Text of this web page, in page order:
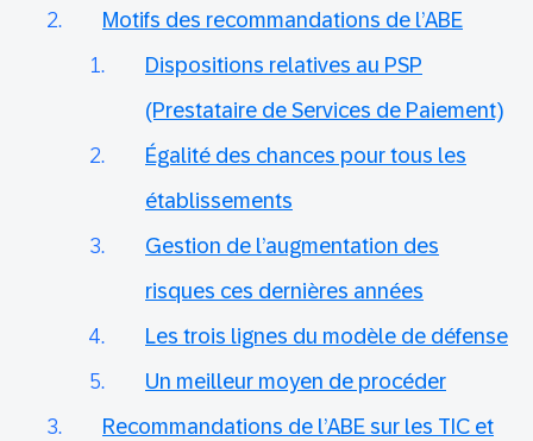
Motifs des recommandations de l’ABE
Dispositions relatives au PSP
(Prestataire de Services de Paiement)
Égalité des chances pour tous les
établissements
Gestion de l’augmentation des
risques ces dernières années
Les trois lignes du modèle de défense
Un meilleur moyen de procéder
Recommandations de l’ABE sur les TIC et